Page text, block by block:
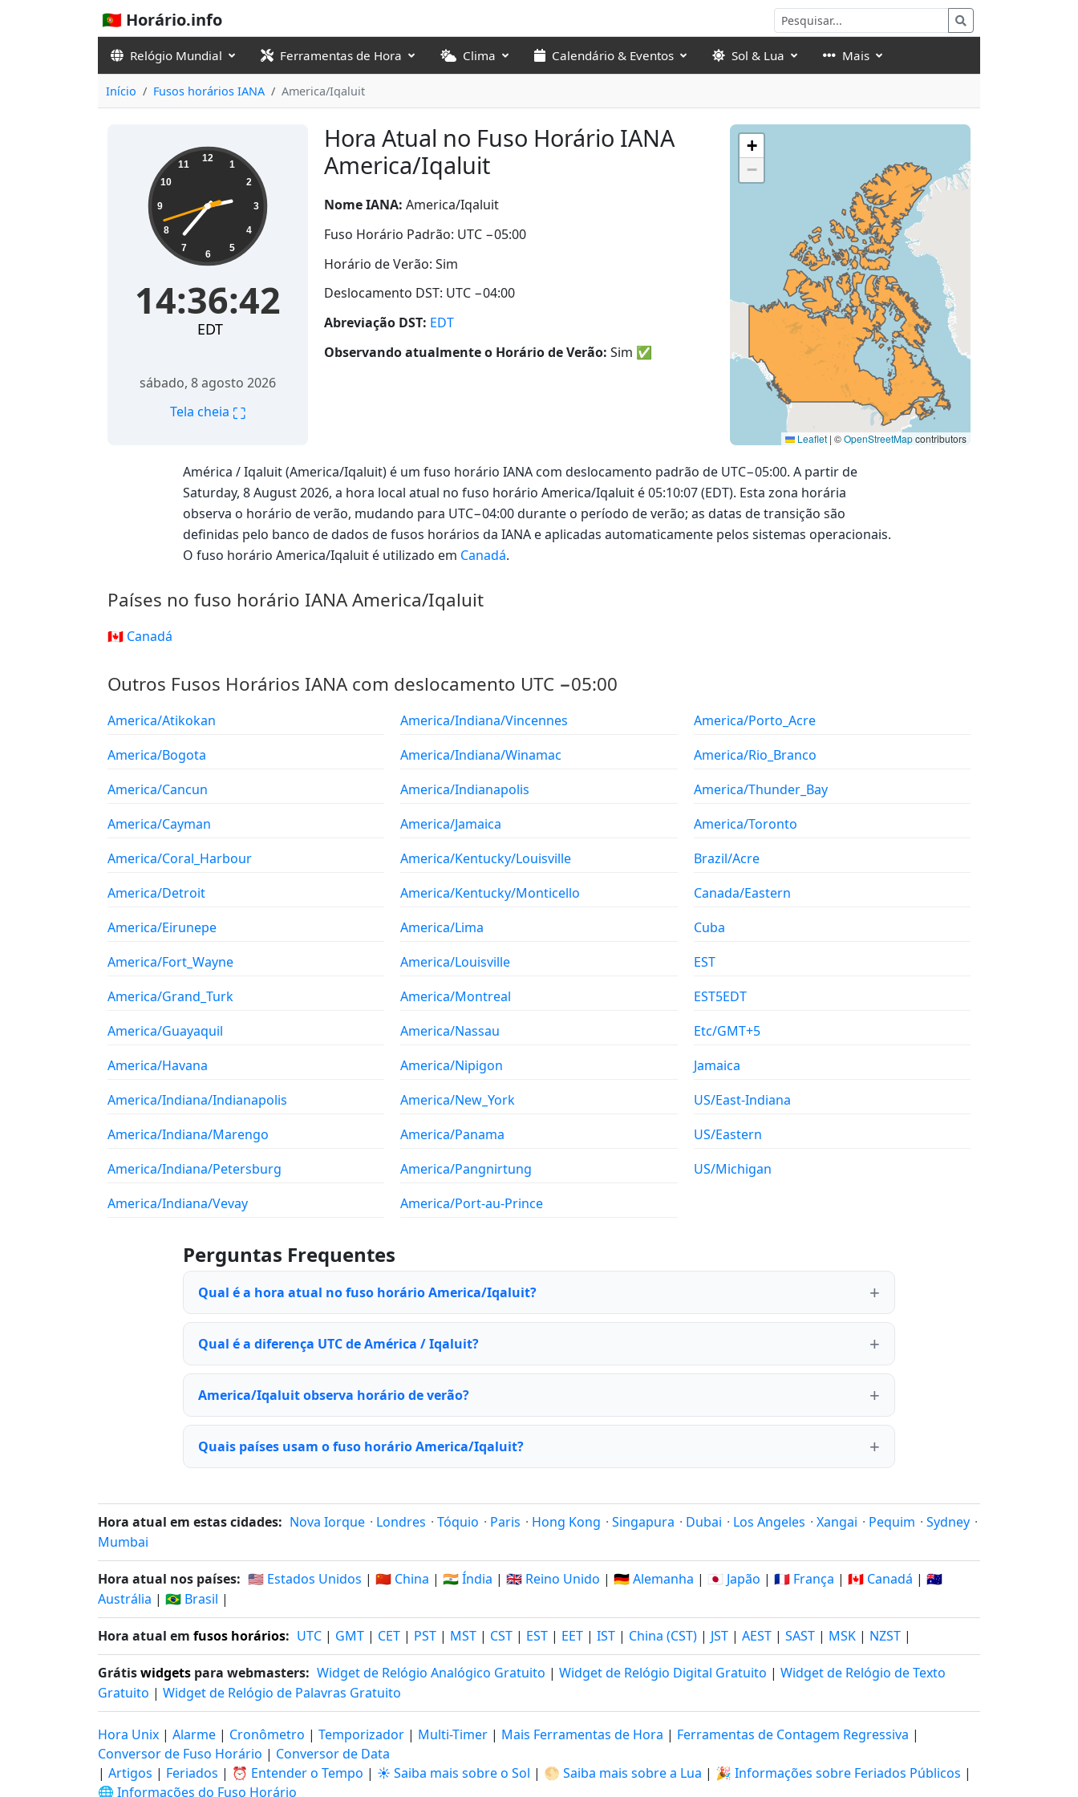
🇵🇹 Horário.info
Relógio Mundial Ferramentas de Hora Clima Calendário & Eventos Sol & Lua Mais
Início Fusos horários IANA America/Iqaluit
Hora Atual no Fuso Horário IANA
America/Iqaluit
14:36:42 12
1
2
3
4
5
6
7
8
9
10
11
14:36:42
EDT
sábado, 8 agosto 2026
Tela cheia ⛶
Nome IANA: America/Iqaluit
Fuso Horário Padrão: UTC −05:00
Horário de Verão: Sim
Deslocamento DST: UTC −04:00
Abreviação DST: EDT
Observando atualmente o Horário de Verão: Sim ✅
+
−
Leaflet | ©OpenStreetMapcontributors
América / Iqaluit (America/Iqaluit) é um fuso horário IANA com deslocamento padrão de UTC−05:00. A partir de
Saturday, 8 August 2026, a hora local atual no fuso horário America/Iqaluit é 05:10:07 (EDT). Esta zona horária
observa o horário de verão, mudando para UTC−04:00 durante o período de verão; as datas de transição são
definidas pelo banco de dados de fusos horários da IANA e aplicadas automaticamente pelos sistemas operacionais.
O fuso horário America/Iqaluit é utilizado em Canadá.
Países no fuso horário IANA America/Iqaluit
🇨🇦 Canadá
Outros Fusos Horários IANA com deslocamento UTC −05:00
America/Atikokan
America/Bogota
America/Cancun
America/Cayman
America/Coral_Harbour
America/Detroit
America/Eirunepe
America/Fort_Wayne
America/Grand_Turk
America/Guayaquil
America/Havana
America/Indiana/Indianapolis
America/Indiana/Marengo
America/Indiana/Petersburg
America/Indiana/Vevay
America/Indiana/Vincennes
America/Indiana/Winamac
America/Indianapolis
America/Jamaica
America/Kentucky/Louisville
America/Kentucky/Monticello
America/Lima
America/Louisville
America/Montreal
America/Nassau
America/Nipigon
America/New_York
America/Panama
America/Pangnirtung
America/Port-au-Prince
America/Porto_Acre
America/Rio_Branco
America/Thunder_Bay
America/Toronto
Brazil/Acre
Canada/Eastern
Cuba
EST
EST5EDT
Etc/GMT+5
Jamaica
US/East-Indiana
US/Eastern
US/Michigan
Perguntas Frequentes
Qual é a hora atual no fuso horário America/Iqaluit?
Qual é a diferença UTC de América / Iqaluit?
America/Iqaluit observa horário de verão?
Quais países usam o fuso horário America/Iqaluit?
Hora atual em estas cidades: Nova Iorque · Londres · Tóquio · Paris · Hong Kong · Singapura · Dubai · Los Angeles · Xangai · Pequim · Sydney ·
Mumbai
Hora atual nos países: 🇺🇸 Estados Unidos | 🇨🇳 China | 🇮🇳 Índia | 🇬🇧 Reino Unido | 🇩🇪 Alemanha | 🇯🇵 Japão | 🇫🇷 França | 🇨🇦 Canadá | 🇦🇺
Austrália | 🇧🇷 Brasil |
Hora atual em fusos horários: UTC | GMT | CET | PST | MST | CST | EST | EET | IST | China (CST) | JST | AEST | SAST | MSK | NZST |
Grátiswidgets para webmasters: Widget de Relógio Analógico Gratuito | Widget de Relógio Digital Gratuito | Widget de Relógio de Texto
Gratuito | Widget de Relógio de Palavras Gratuito
Hora Unix | Alarme | Cronômetro | Temporizador | Multi-Timer | Mais Ferramentas de Hora | Ferramentas de Contagem Regressiva |
Conversor de Fuso Horário | Conversor de Data
| Artigos | Feriados | ⏰ Entender o Tempo | ☀️ Saiba mais sobre o Sol | 🌕 Saiba mais sobre a Lua | 🎉 Informações sobre Feriados Públicos |
🌐 Informações do Fuso Horário